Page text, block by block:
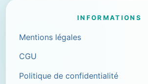
INFORMATIONS
Mentions légales
CGU
Politique de confidentialité